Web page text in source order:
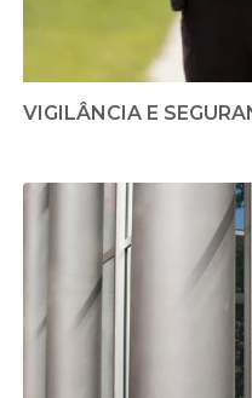
VIGILÂNCIA E